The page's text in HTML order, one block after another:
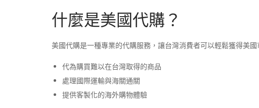
什麼是美國代購？
美國代購是一種專業的代購服務，讓台灣消費者可以輕鬆獲得美
代為購買難以在台灣取得的商品
處理國際運輸與海關通關
提供客製化的海外購物體驗